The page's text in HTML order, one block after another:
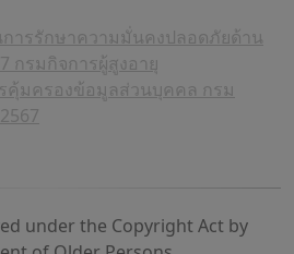
ารรักษาความมั่นคงปลอดภัยด้าน
กรมกิจการผู้สูงอายุ
คุ้มครองข้อมูลส่วนบุคคล กรม
under the Copyright Act by